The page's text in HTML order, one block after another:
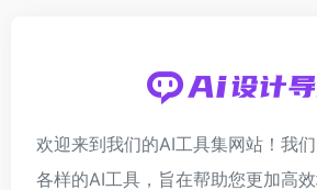
欢迎来到我们的AI工具集网站！我
各样的AI工具，旨在帮助您更加高效